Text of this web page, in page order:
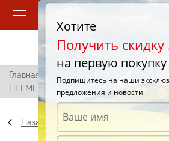
Позвонить
Главная /
Зарядное устройство
HELMET Car Charger XL 2USB 2.4A
Назад
Хотите
Получить скидку
на первую покупку
Подпишитесь на наши
предложения и новости